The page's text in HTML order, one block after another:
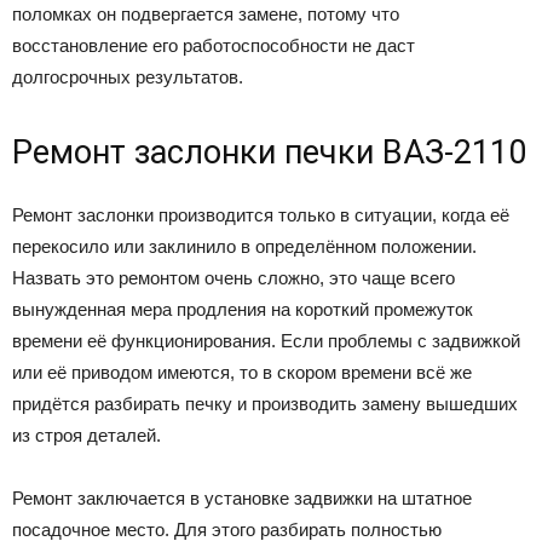
поломках он подвергается замене, потому что
восстановление его работоспособности не даст
долгосрочных результатов.
Ремонт заслонки печки ВАЗ-2110
Ремонт заслонки производится только в ситуации, когда её
перекосило или заклинило в определённом положении.
Назвать это ремонтом очень сложно, это чаще всего
вынужденная мера продления на короткий промежуток
времени её функционирования. Если проблемы с задвижкой
или её приводом имеются, то в скором времени всё же
придётся разбирать печку и производить замену вышедших
из строя деталей.
Ремонт заключается в установке задвижки на штатное
посадочное место. Для этого разбирать полностью